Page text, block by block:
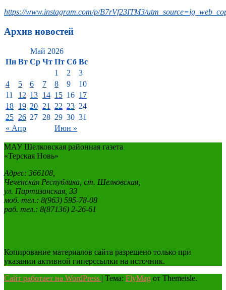
https://www.instagram.com/p/B7rVf23ITM3/
Архив новостей
Май 2026
Пн Вт Ср Чт Пт Сб Вс
« Апр Июн »
1 2
3
4
5 6 7 8 9
10
11
12 13 14 15 16 17
18 19 20 21 22 23 24
25 26 27 28 29 30 31
МАУ Шелковская районная газета
«Терская Новь»
Адрес: 366108,
Чеченская Республика, ст. Шелковская,
ул. Партизанская, 33
моб. тел.: 8(963) 595-78-08
раб. тел.: 8(87136) 2-26-61
Копирование материалов сайта разрешено только при
указании активной гиперссылки на источник.
Сайт работает на WordPress | Тема: FlyMag от Themeisle.